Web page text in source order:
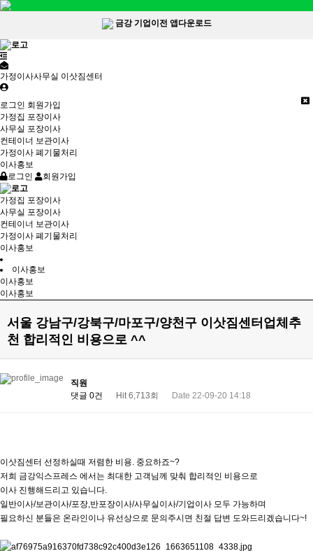
금강 기업이전 앱다운로드
가정이사사무실 이삿짐센터
로그인 회원가입
가정집 포장이사
사무실 포장이사
컨테이너 보관이사
가정이사 폐기물처리
이사홍보
로그인
회원가입
가정집 포장이사
사무실 포장이사
컨테이너 보관이사
가정이사 폐기물처리
이사홍보
이사홍보
이사홍보
이사홍보
서울 강남구/강북구/마포구/양천구 이삿짐센터업체추
천 합리적인 비용으로 ^^
직원
댓글 0건
Hit 6,713회 Date 22-09-20 14:18
이삿짐센터 선정하실때 저렴한 비용. 중요하죠~?
저희 금강익스프레스 에서는 최대한 고객님께 맞춰 합리적인 비용으로
이사 진행해드리고 있습니다.
일반이사/보관이사/포장,반포장이사/사무실이사/기업이사 모두 가능하며
필요하신 분들은 온라인이나 유선상으로 문의주시면 친절 답변 도와드리겠습니다~!